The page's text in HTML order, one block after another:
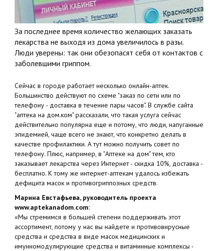
За последнее время количество желающих заказать
лекарства не выходя из дома увеличилось в разы.
Люди уверены: так они обезопасят себя от контактов с
заболевшими гриппом.
Сейчас в городе работает несколько онлайн-аптек.
Большинство действуют по схеме "заказ по сети или по
телефону - доставка в течение пары часов". В службе сайта
"аптека на дом.ком" рассказали, что такая услуга сейчас
действительно популярна еще и потому, что люди, напуганные
эпидемией, чаще всего не знают, что конкретно делать в
качестве профилактики. А тут можно получить совет по
телефону. Плюс, например, в "Аптеке на дом" тем, кто
заказывает лекарства через Интернет - скидка 10%, доставка -
бесплатно. К тому же интернет-аптекам удалось избежать
дефицита масок и противогриппозных средств.
Марина Евстафьева, руководитель проекта
www.aptekanadom.com:
«Мы стремимся в большей степени поддерживать этот
ассортимент, потому у нас вы найдете и противовирусные
средства и средства в виде масок медицинских и
имунномодулирующие средства и витаминные комплексы -